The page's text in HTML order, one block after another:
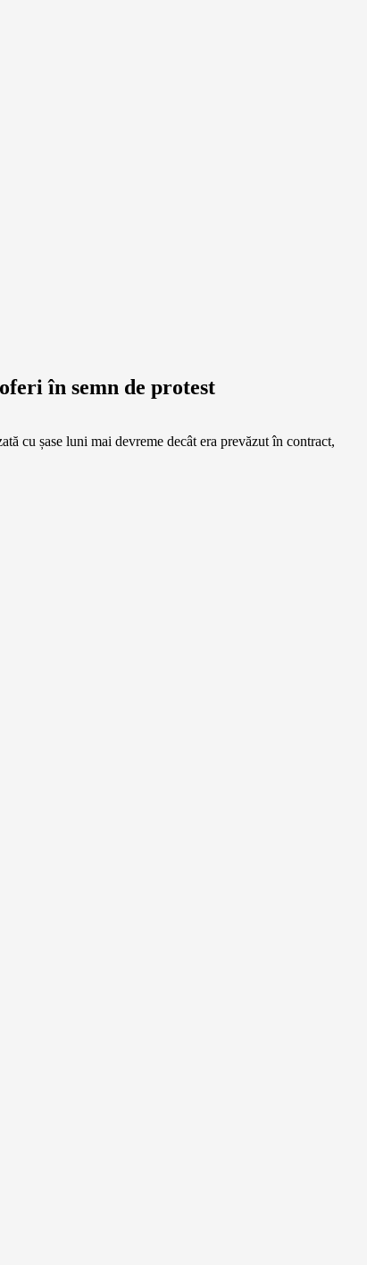
în semn de protest
cu șase luni mai devreme decât era prevăzut în contract,